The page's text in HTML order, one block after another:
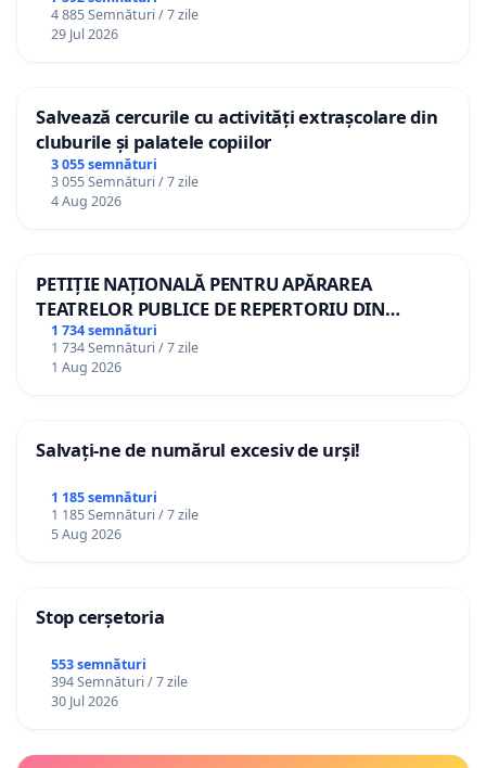
4 885 Semnături / 7 zile
29 Jul 2026
Salvează cercurile cu activități extrașcolare din
cluburile și palatele copiilor
3 055 semnături
3 055 Semnături / 7 zile
4 Aug 2026
PETIȚIE NAȚIONALĂ PENTRU APĂRAREA
TEATRELOR PUBLICE DE REPERTORIU DIN
ROMÂNIA
1 734 semnături
1 734 Semnături / 7 zile
1 Aug 2026
Salvați-ne de numărul excesiv de urși!
1 185 semnături
1 185 Semnături / 7 zile
5 Aug 2026
Stop cerșetoria
553 semnături
394 Semnături / 7 zile
30 Jul 2026